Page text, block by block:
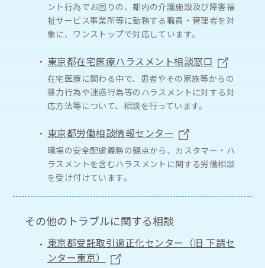
ント行為でお困りの、都内の介護施設及び障害福
祉サービス事業所等に勤務する職員・管理者を対
象に、ワンストップで対応しています。
東京都在宅医療ハラスメント相談窓口
在宅医療に関わる中で、患者やその家族等からの
暴力行為や迷惑行為等のハラスメントに対する対
応方法等について、相談を行っています。
東京都労働相談情報センター
職場の安全配慮義務の観点から、カスタマー・ハ
ラスメントを含むハラスメントに関する労働相談
を受け付けています。
その他のトラブルに関する相談
東京都受託取引適正化センター（旧 下請セ
ンター東京）